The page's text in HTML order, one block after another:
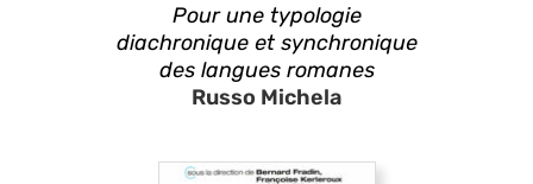
Pour une typologie
diachronique et synchronique
des langues romanes
Russo Michela